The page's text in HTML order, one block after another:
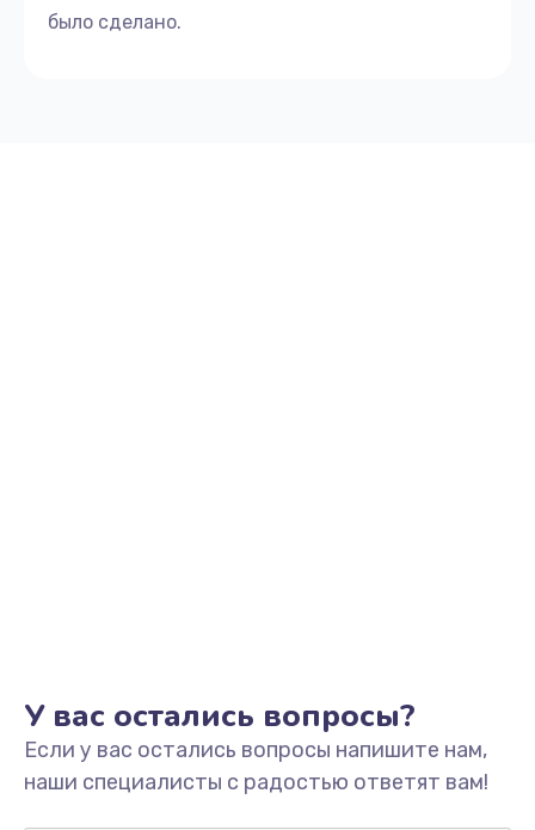
Замена капучинатора
1165 руб.
было сделано.
У вас остались вопросы?
Если у вас остались вопросы напишите нам,
наши специалисты с радостью ответят вам!